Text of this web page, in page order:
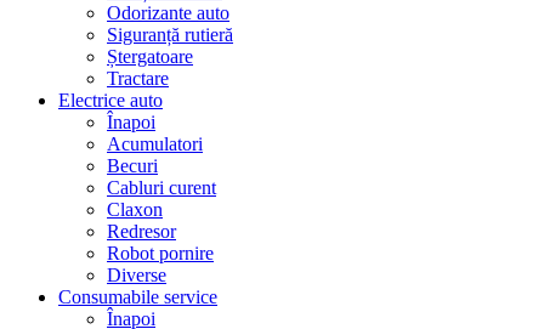
Odorizante auto
Siguranță rutieră
Ștergatoare
Tractare
Electrice auto
Înapoi
Acumulatori
Becuri
Cabluri curent
Claxon
Redresor
Robot pornire
Diverse
Consumabile service
Înapoi